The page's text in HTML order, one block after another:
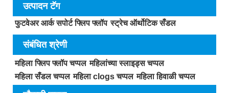
उत्पादन टॅग
फुटवेअर आर्क सपोर्ट फ्लिप फ्लॉप स्ट्रेच ऑर्थोटिक सँडल
संबंधित श्रेणी
महिला फ्लिप फ्लॉप चप्पल महिलांच्या स्लाइड्स चप्पल
महिला सँडल चप्पल महिला clogs चप्पल महिला हिवाळी चप्पल